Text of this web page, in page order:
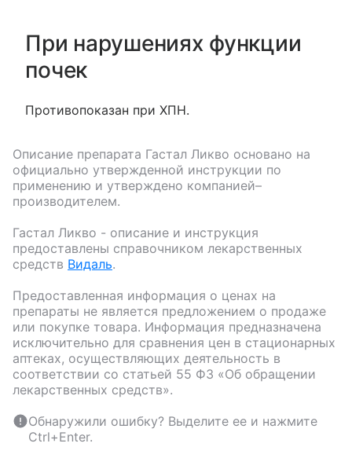
При нарушениях функции
почек
Противопоказан при ХПН.
Описание препарата Гастал Ликво основано на
официально утвержденной инструкции по
применению и утверждено компанией–
производителем.
Гастал Ликво - описание и инструкция
предоставлены справочником лекарственных
средств Видаль.
Предоставленная информация о ценах на
препараты не является предложением о продаже
или покупке товара. Информация предназначена
исключительно для сравнения цен в стационарных
аптеках, осуществляющих деятельность в
соответствии со статьей 55 ФЗ «Об обращении
лекарственных средств».
Обнаружили ошибку? Выделите ее и нажмите
Ctrl+Enter.